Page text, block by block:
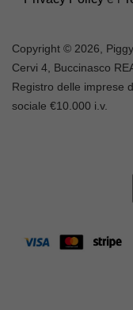
Copyright © 2026,
Cervi 4, Buccinasco
Registro delle imprese
sociale €10.000 i.v.